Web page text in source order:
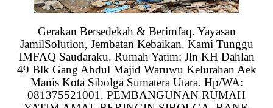
Gerakan Bersedekah & Berimfaq. Yayasan
JamilSolution, Jembatan Kebaikan. Kami Tunggu
IMFAQ Saudaraku. Rumah Yatim: Jln KH Dahlan
49 Blk Gang Abdul Majid Waruwu Kelurahan Aek
Manis Kota Sibolga Sumatera Utara. Hp/WA:
081375521001. PEMBANGUNAN RUMAH